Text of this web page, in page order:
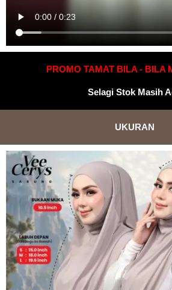
PROMO TAMAT BILA - BILA
Selagi Stok Masih
UKURAN